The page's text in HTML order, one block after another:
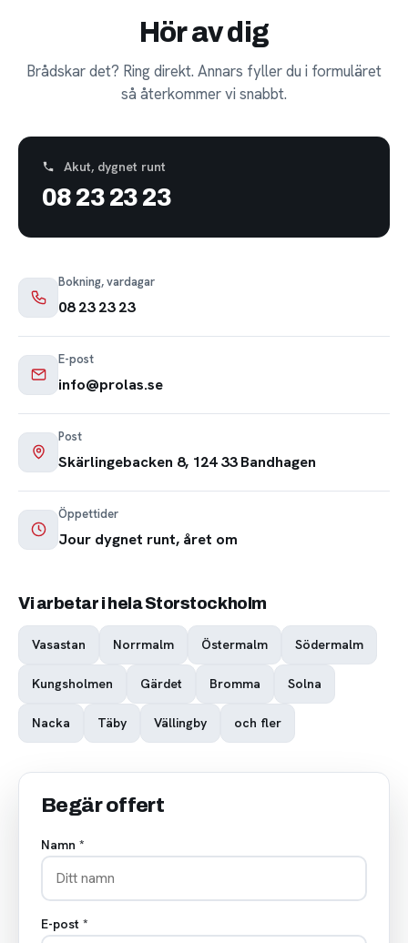
Hör av dig
Brådskar det? Ring direkt. Annars fyller du i formuläret
så återkommer vi snabbt.
Akut, dygnet runt
08 23 23 23
Bokning, vardagar
08 23 23 23
E-post
info@prolas.se
Post
Skärlingebacken 8, 124 33 Bandhagen
Öppettider
Jour dygnet runt, året om
Vi arbetar i hela Storstockholm
Vasastan Norrmalm Östermalm Södermalm
Kungsholmen Gärdet Bromma Solna
Nacka Täby Vällingby och fler
Begär offert
Namn *
E-post *